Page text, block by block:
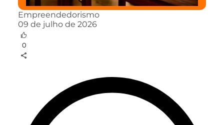
Empreendedorismo
09 de julho de 2026
0